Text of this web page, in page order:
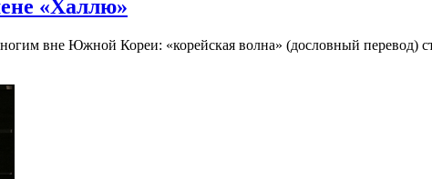
«Халлю»
вне Южной Кореи: «корейская волна» (дословный